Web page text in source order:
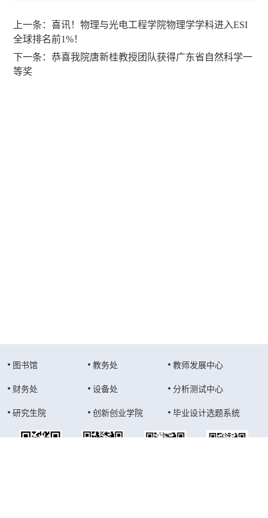
上一条：喜讯！物理与光电工程学院物理学学科进入ESI
全球排名前1%！
下一条：恭喜我院唐新桂教授团队获得广东省自然科学一
等奖
图书馆 教务处 教师发展中心
财务处 设备处 分析测试中心
研究生院 创新创业学院 毕业设计选题系统